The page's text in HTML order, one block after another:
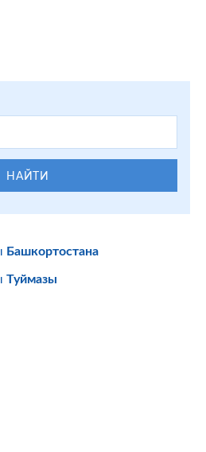
НАЙТИ
Башкортостана
Туймазы